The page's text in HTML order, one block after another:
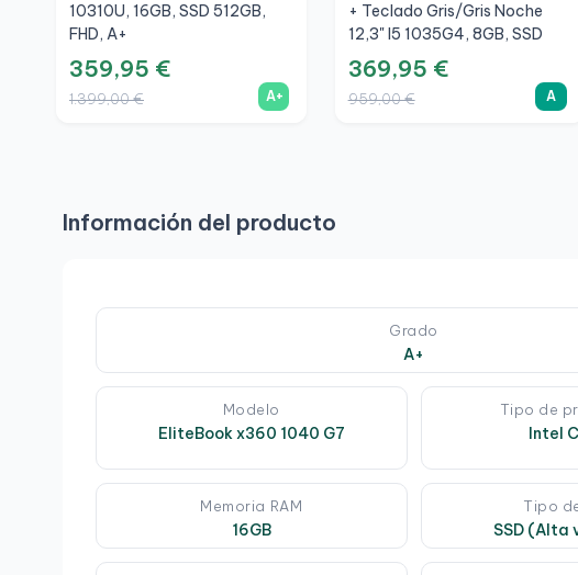
10310U, 16GB, SSD 512GB,
FHD, A+
359,95 €
1.399,00 € A+
+ Teclado Gris/Gris Noche
12,3" I5 1035G4, 8GB, SSD
256GB, 3K, A
369,95 €
959,00 € A
Información del producto
Grado
A+
Modelo
EliteBook x360 1040 G7
Tipo de
Intel
Memoria RAM
16GB
Tipo
SSD (Alta